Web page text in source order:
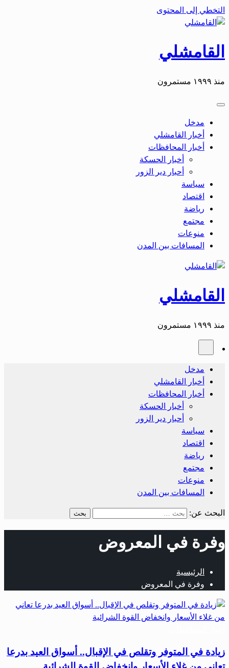
التخطي إلى المحتوى
القامشلي
منذ ١٩٩٩ مستمرون
مدخل
أخبار القامشلي
أخبار المحافظات
أخبار الحسكة
أحبار دير الزور
سياسة
اقتصاد
رياضة
مجتمع
منوعات
المسافات بين المدن
القامشلي
منذ ١٩٩٩ مستمرون
مدخل
أخبار القامشلي
أخبار المحافظات
أخبار الحسكة
أحبار دير الزور
سياسة
اقتصاد
رياضة
مجتمع
منوعات
المسافات بين المدن
البحث عن:
وفرة في المعروض
الرئيسية
وفرة في المعروض
زيادة في المتوفر وتقلص في الإقبال.. أسواق العيد بدرعا